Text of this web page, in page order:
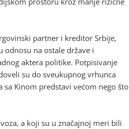
partner i kreditor Srbije,
odnosu na ostale države i
aktera politike. Potpisivanje
su do sveukupnog vrhunca
Kinom predstavi većom nego što
a koji su u značajnoj meri bili